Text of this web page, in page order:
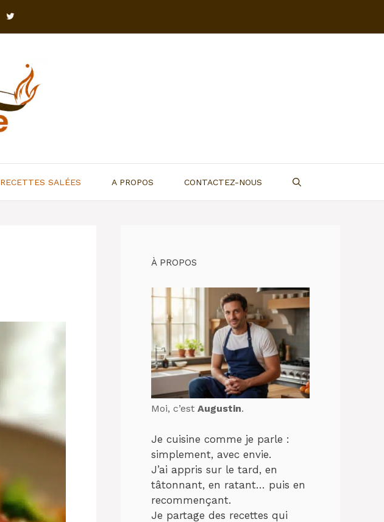
RECETTES SALÉES A PROPOS CONTACTEZ-NOUS
À PROPOS
Moi, c’est Augustin.
Je cuisine comme je parle :
simplement, avec envie.
J’ai appris sur le tard, en
tâtonnant, en ratant… puis en
recommençant.
Je partage des recettes qui